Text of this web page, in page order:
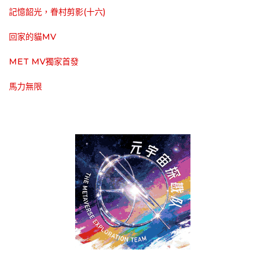
記憶韶光，眷村剪影(十六)
回家的貓MV
MET MV獨家首發
馬力無限